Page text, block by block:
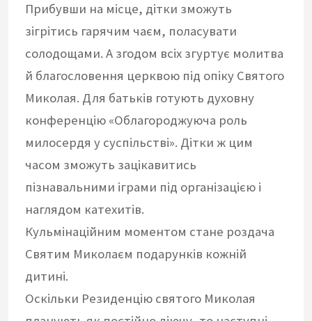
Прибувши на місце, дітки зможуть
зігрітись гарячим чаєм, поласувати
солодощами. А згодом всіх згуртує молитва
й благословення церквою під опіку Святого
Миколая. Для батьків готують духовну
конференцію «Облагороджуюча роль
милосердя у суспільстві». Дітки ж цим
часом зможуть зацікавитись
пізнавальними іграми під організацією і
наглядом катехитів.
Кульмінаційним моментом стане роздача
Святим Миколаєм подарунків кожній
дитині.
Оскільки Резиденцію святого Миколая